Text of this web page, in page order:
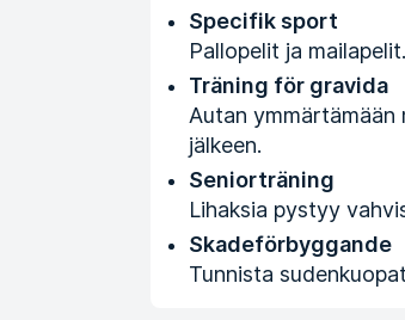
Specifik sport
Pallopelit ja mailapelit.
Träning för gravida
Autan ymmärtämään
jälkeen.
Seniorträning
Lihaksia pystyy
Skadeförbyggande
Tunnista